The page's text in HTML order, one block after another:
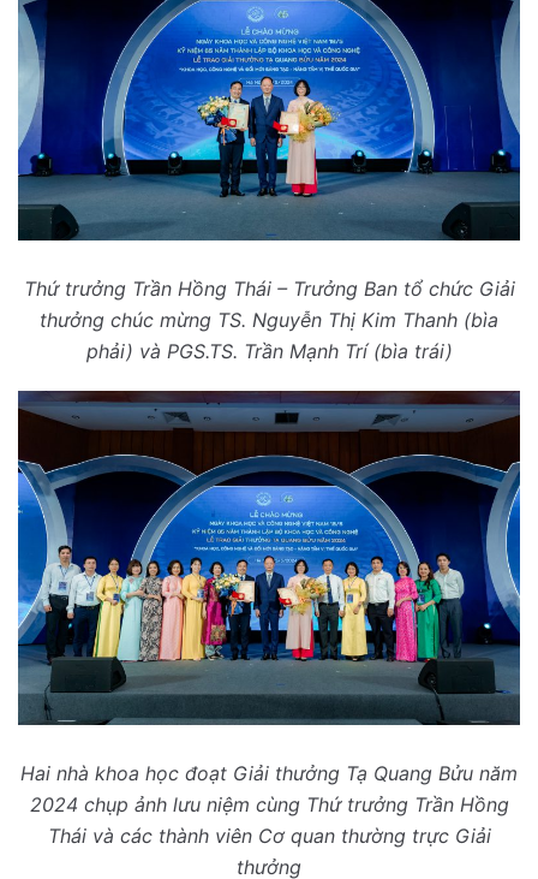
Thứ trưởng Trần Hồng Thái – Trưởng Ban tổ chức Giải
thưởng chúc mừng TS. Nguyễn Thị Kim Thanh (bìa
phải) và PGS.TS. Trần Mạnh Trí (bìa trái)
Hai nhà khoa học đoạt Giải thưởng Tạ Quang Bửu năm
2024 chụp ảnh lưu niệm cùng Thứ trưởng Trần Hồng
Thái và các thành viên Cơ quan thường trực Giải
thưởng